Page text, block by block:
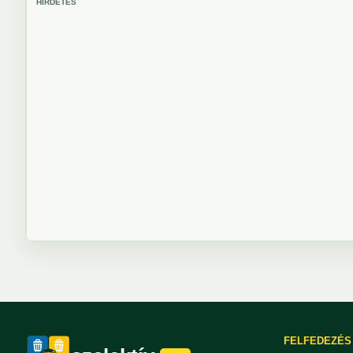
HIRDETÉS
FELFEDEZÉS